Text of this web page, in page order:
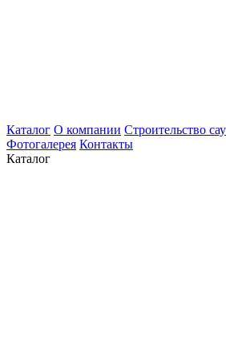
Каталог О компании Строительство
Фотогалерея Контакты
Каталог